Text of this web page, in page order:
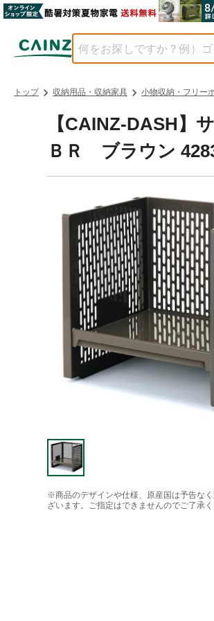
トップ 収納用品・収納家具 小物収納・フリー
【CAINZ-DASH
ＢＲ ブラウン
※商品のデザインや仕様、原産国は予告な
ざいます。ご指定はできませんのでご了承く